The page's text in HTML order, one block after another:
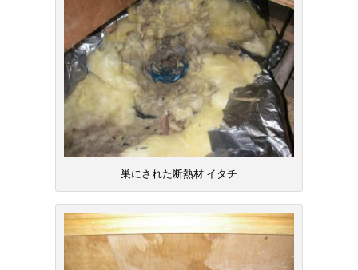
巣にされた断熱材 イタチ